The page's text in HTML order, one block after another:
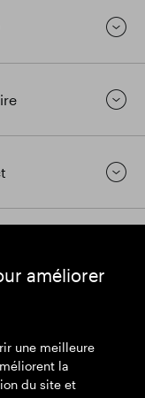
améliorer
une meilleure
la
du site et
2HR
Galles